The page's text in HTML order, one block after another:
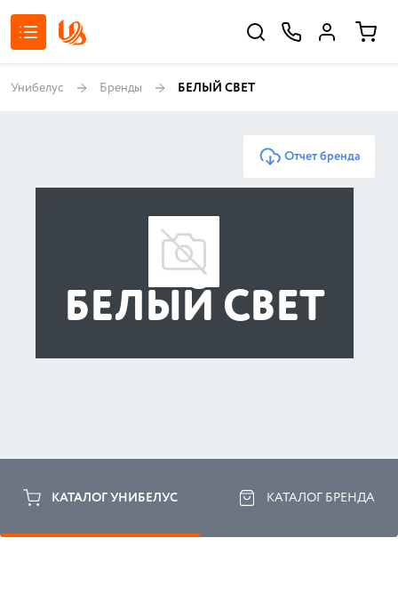
Унибелус Бренды БЕЛЫЙ СВЕТ
Отчет бренда
БЕЛЫЙ СВЕТ
КАТАЛОГ УНИБЕЛУС КАТАЛОГ БРЕНДА